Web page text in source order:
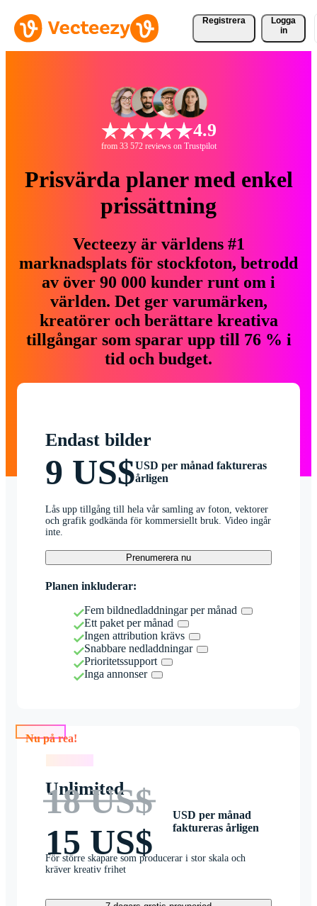
Registrera
Logga
in
4.9
from 33 572 reviews on Trustpilot
Prisvärda planer med enkel
prissättning
Vecteezy är världens #1
marknadsplats för stockfoton, betrodd
av över 90 000 kunder runt om i
världen. Det ger varumärken,
kreatörer och berättare kreativa
tillgångar som sparar upp till 76 % i
tid och budget.
Endast bilder
9 US$USD per månad faktureras
årligen
Lås upp tillgång till hela vår samling av foton, vektorer
och grafik godkända för kommersiellt bruk. Video ingår
inte.
Prenumerera nu
Planen inkluderar:
Fem bildnedladdningar per månad
Ett paket per månad
Ingen attribution krävs
Snabbare nedladdningar
Prioritetssupport
Inga annonser
Nu på rea!
Unlimited
18 US$
15 US$
USD per månad
faktureras årligen
För större skapare som producerar i stor skala och
kräver kreativ frihet